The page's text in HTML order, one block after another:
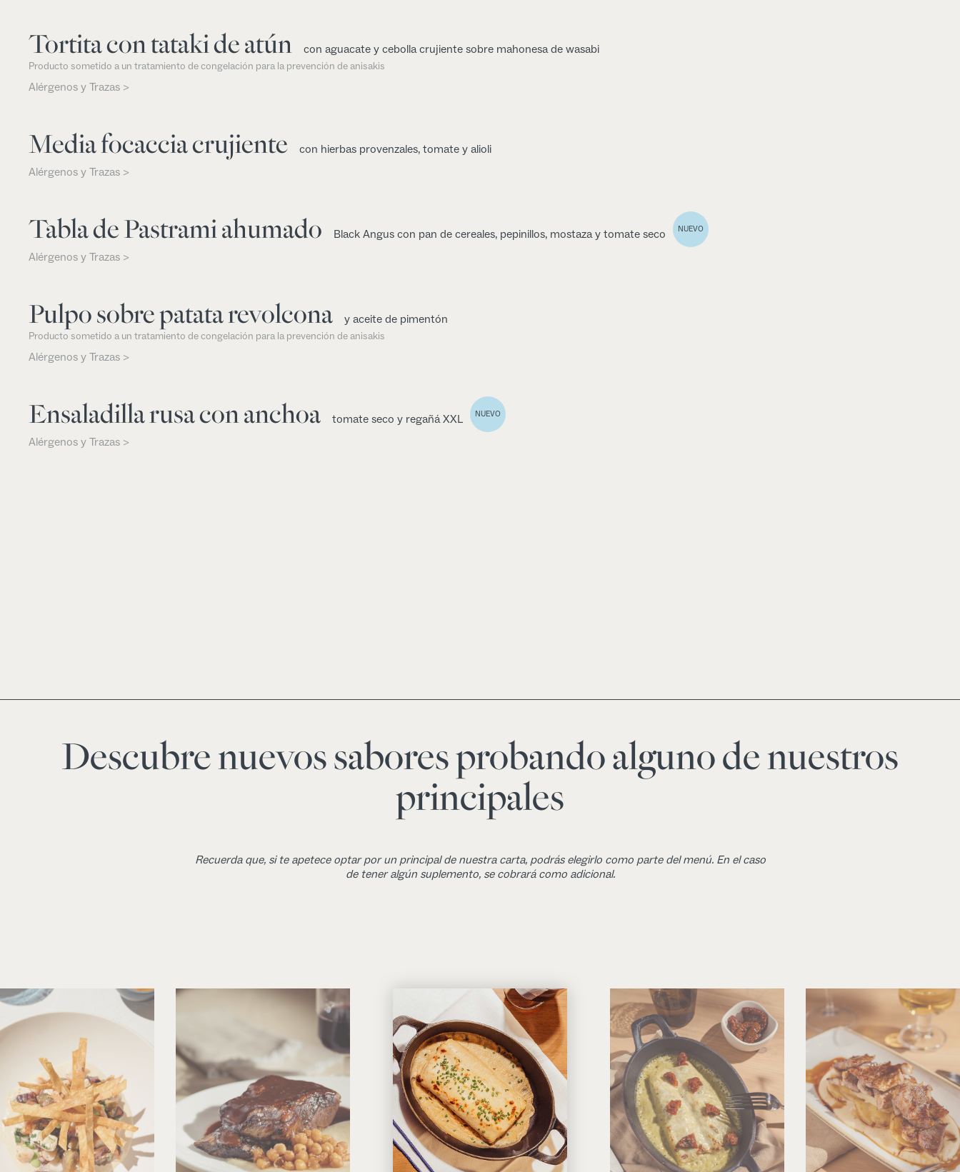
Tortita con tataki de atún con aguacate y cebolla crujiente sobre mahonesa de wasabi
Producto sometido a un tratamiento de congelación para la prevención de anisakis
Alérgenos y Trazas >
Media focaccia crujiente
con hierbas provenzales, tomate y alioli
Alérgenos y Trazas >
Tabla de Pastrami ahumado Black Angus con pan de cereales, pepinillos, mostaza y tomate seco NUEVO
Alérgenos y Trazas >
Pulpo sobre patata revolcona y aceite de pimentón
Producto sometido a un tratamiento de congelación para la prevención de anisakis
Alérgenos y Trazas >
Ensaladilla rusa con anchoa tomate seco y regañá XXL NUEVO
Alérgenos y Trazas >
Descubre nuevos sabores probando alguno de nuestros
principales
Recuerda que, si te apetece optar por un principal de nuestra carta, podrás elegirlo como parte del menú. En el caso
de tener algún suplemento, se cobrará como adicional.